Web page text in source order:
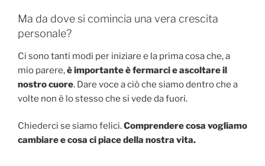
Ma da dove si comincia una vera crescita
personale?
Ci sono tanti modi per iniziare e la prima cosa che, a
mio parere,è importante è fermarci e ascoltare il
nostro cuore. Dare voce a ciò che siamo dentro che a
volte non è lo stesso che si vede da fuori.
Chiederci se siamo felici.Comprendere cosa vogliamo
cambiare e cosa ci piace della nostra vita.